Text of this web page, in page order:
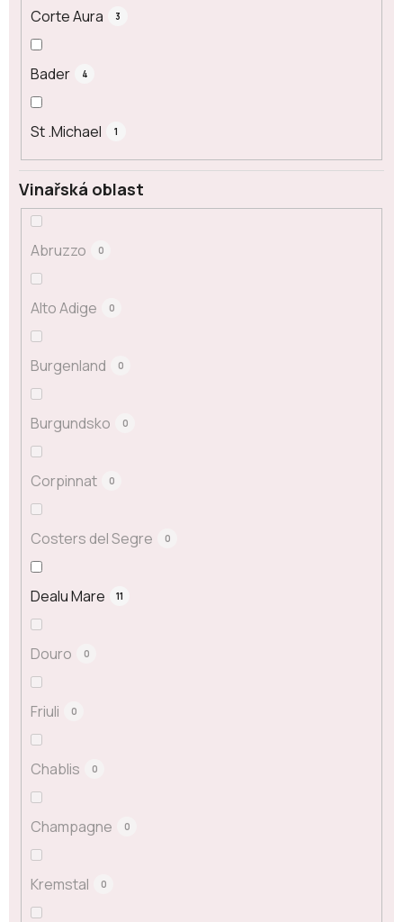
Corte Aura 3
Bader 4
St .Michael 1
Vinařská oblast
Abruzzo 0
Alto Adige 0
Burgenland 0
Burgundsko 0
Corpinnat 0
Costers del Segre 0
Dealu Mare 11
Douro 0
Friuli 0
Chablis 0
Champagne 0
Kremstal 0